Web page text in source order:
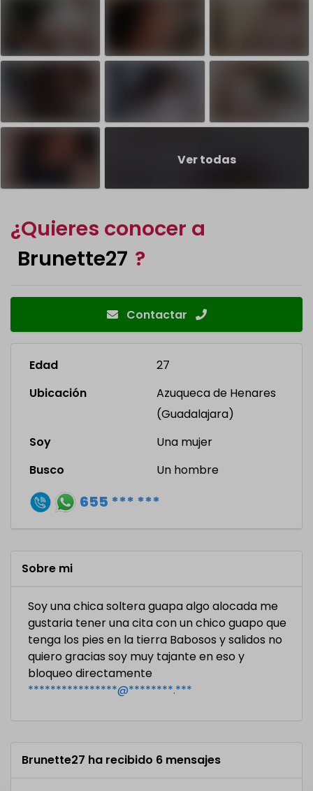
Ver todas
¿Quieres conocer a
Brunette27 ?
Contactar
Edad
27
Ubicación
Azuqueca de Henares
(Guadalajara)
Soy
Una mujer
Busco
Un hombre
655 *** ***
Sobre mi
Soy una chica soltera guapa algo alocada me
gustaria tener una cita con un chico guapo que
tenga los pies en la tierra Babosos y salidos no
quiero gracias soy muy tajante en eso y
bloqueo directamente
****************@********.***
Brunette27 ha recibido 6 mensajes